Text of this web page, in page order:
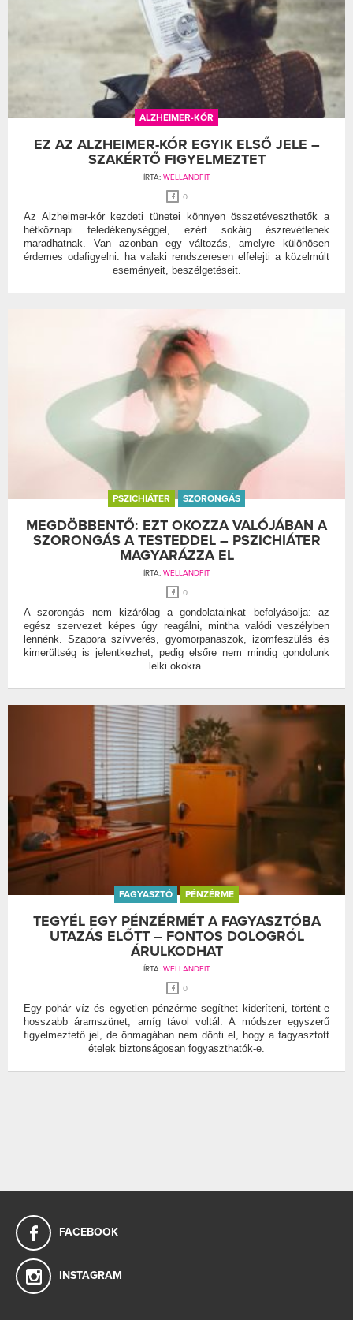
ALZHEIMER-KÓR
EZ AZ ALZHEIMER-KÓR EGYIK ELSŐ JELE –
SZAKÉRTŐ FIGYELMEZTET
ÍRTA: WELLANDFIT
0
Az Alzheimer-kór kezdeti tünetei könnyen összetéveszthetők a
hétköznapi feledékenységgel, ezért sokáig észrevétlenek
maradhatnak. Van azonban egy változás, amelyre különösen
érdemes odafigyelni: ha valaki rendszeresen elfelejti a közelmúlt
eseményeit, beszélgetéseit.
PSZICHIÁTER SZORONGÁS
MEGDÖBBENTŐ: EZT OKOZZA VALÓJÁBAN A
SZORONGÁS A TESTEDDEL – PSZICHIÁTER
MAGYARÁZZA EL
ÍRTA: WELLANDFIT
0
A szorongás nem kizárólag a gondolatainkat befolyásolja: az
egész szervezet képes úgy reagálni, mintha valódi veszélyben
lennénk. Szapora szívverés, gyomorpanaszok, izomfeszülés és
kimerültség is jelentkezhet, pedig elsőre nem mindig gondolunk
lelki okokra.
FAGYASZTÓ PÉNZÉRME
TEGYÉL EGY PÉNZÉRMÉT A FAGYASZTÓBA
UTAZÁS ELŐTT – FONTOS DOLOGRÓL
ÁRULKODHAT
ÍRTA: WELLANDFIT
0
Egy pohár víz és egyetlen pénzérme segíthet kideríteni, történt-e
hosszabb áramszünet, amíg távol voltál. A módszer egyszerű
figyelmeztető jel, de önmagában nem dönti el, hogy a fagyasztott
ételek biztonságosan fogyaszthatók-e.
FACEBOOK
INSTAGRAM